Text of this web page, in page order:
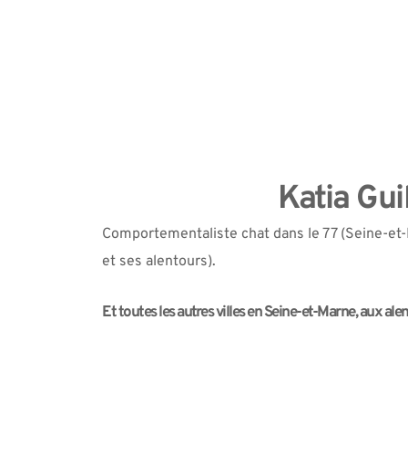
Katia
Comportementaliste chat dans le 77 (Seine-
et ses alentours).
Et toutes les autres villes en Seine-et-Marne, aux